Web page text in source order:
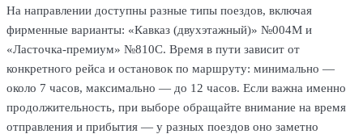
На направлении доступны разные типы поездов, включая
фирменные варианты: «Кавказ (двухэтажный)» №004М и
«Ласточка-премиум» №810С. Время в пути зависит от
конкретного рейса и остановок по маршруту: минимально —
около 7 часов, максимально — до 12 часов. Если важна именно
продолжительность, при выборе обращайте внимание на время
отправления и прибытия — у разных поездов оно заметно